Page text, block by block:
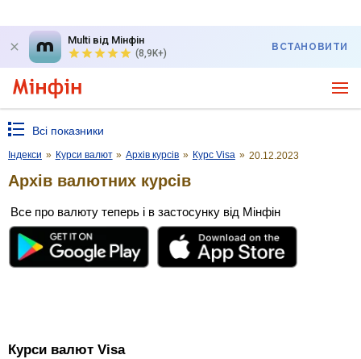
Multi від Мінфін
(8,9K+)
ВСТАНОВИТИ
Всі показники
Індекси » Курси валют » Архів курсів » Курс Visa » 20.12.2023
Архів валютних курсів
Все про валюту теперь і в застосунку від Мінфін
Курси валют Visa